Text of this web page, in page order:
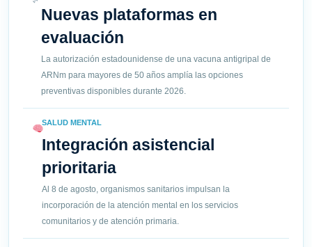
Nuevas plataformas en
evaluación
La autorización estadounidense de una vacuna antigripal de
ARNm para mayores de 50 años amplía las opciones
preventivas disponibles durante 2026.
SALUD MENTAL
Integración asistencial
prioritaria
Al 8 de agosto, organismos sanitarios impulsan la
incorporación de la atención mental en los servicios
comunitarios y de atención primaria.